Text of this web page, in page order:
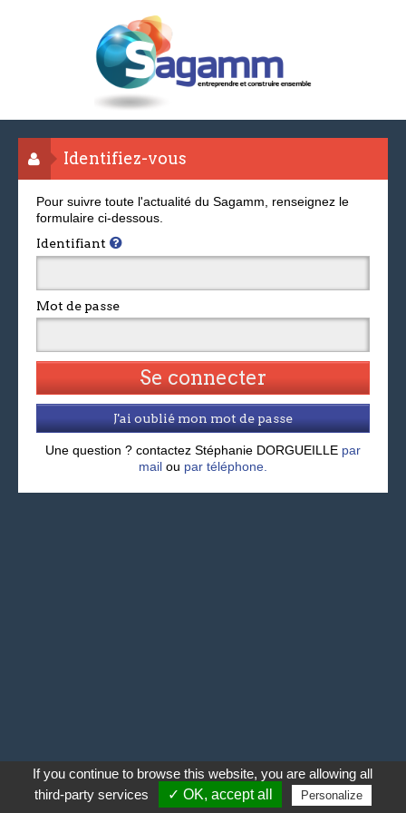
Identifiez-vous
Pour suivre toute l'actualité du Sagamm, renseignez le
formulaire ci-dessous.
Identifiant
Mot de passe
J'ai oublié mon mot de passe
Une question ? contactez Stéphanie DORGUEILLE par
mail ou par téléphone.
If you continue to browse this website, you are allowing all
third-party services
✓ OK, accept all Personalize